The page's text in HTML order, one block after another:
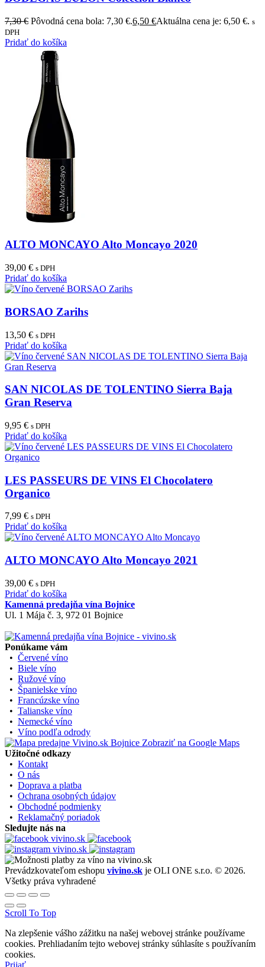
7,30€ Pôvodná cena bola: 7,30 €.6,50 €Aktuálna cena je: 6,50 €. s
DPH
Pridať do košíka
ALTO MONCAYO Alto Moncayo 2020
39,00 € s DPH
Pridať do košíka
BORSAO Zarihs
13,50 € s DPH
Pridať do košíka
SAN NICOLAS DE TOLENTINO Sierra Baja
Gran Reserva
9,95 € s DPH
Pridať do košíka
LES PASSEURS DE VINS El Chocolatero
Organico
7,99 € s DPH
Pridať do košíka
ALTO MONCAYO Alto Moncayo 2021
39,00 € s DPH
Pridať do košíka
Kamenná predajňa vína Bojnice
Ul. 1 Mája č. 3, 972 01 Bojnice
Ponúkame vám
• Červené víno
• Biele víno
• Ružové víno
• Španielske víno
• Francúzske víno
• Talianske víno
• Nemecké víno
• Víno podľa odrody
Zobraziť na Google Maps
Užitočné odkazy
• Kontakt
• O nás
• Doprava a platba
• Ochrana osobných údajov
• Obchodné podmienky
• Reklamačný poriadok
Sledujte nás na
Prevádzkovateľom eshopu vivino.sk je OLI ONE s.r.o. © 2026.
Všetky práva vyhradené
Scroll To Top
Na zlepšenie vášho zážitku na našej webovej stránke používame
cookies. Prehliadaním tejto webovej stránky súhlasíte s používaním
cookies.
Prijať